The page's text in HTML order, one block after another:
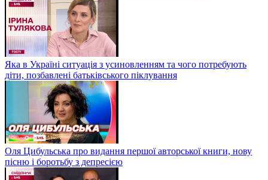
Яка в Україні ситуація з усиновленням та чого потребують
діти, позбавлені батьківського піклування
Оля Цибульська про видання першої авторської книги, нову
пісню і боротьбу з депресією